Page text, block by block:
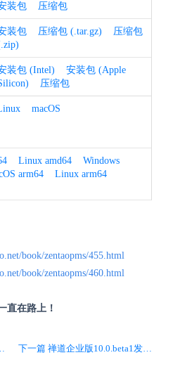
装包 压缩包
装包 压缩包 (.tar.gz)
压缩包
装包 (Intel)
安装包 (Apple
压缩包
macOS
Linux amd64
Windows
arm64 Linux arm64
book/zentaopms/455.html
book/zentaopms/460.html
直在路上！
框架，用户体验全新升级 下一篇 禅道企业版10.0.beta1发布啦，重构底层PHP和UI框架，基于PHP-APCu提升性能，用户体验全面升级